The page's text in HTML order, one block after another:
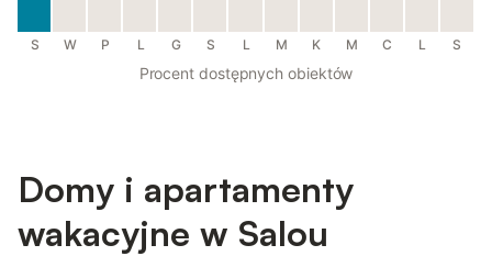
S W P L G S L M K M C L S
Procent dostępnych obiektów
Domy i apartamenty
wakacyjne w Salou